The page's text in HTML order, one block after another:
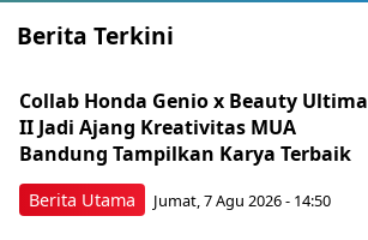
Berita Terkini
Berita Utama
Collab Honda Genio x Beauty Ultima
II Jadi Ajang Kreativitas MUA
Bandung Tampilkan Karya Terbaik
Jumat, 7 Agu 2026 - 14:50